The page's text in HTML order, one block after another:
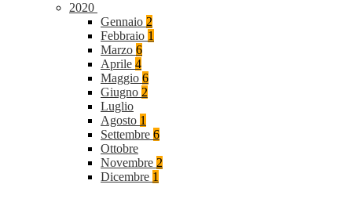
2020
Gennaio 2
Febbraio 1
Marzo 6
Aprile 4
Maggio 6
Giugno 2
Luglio
Agosto 1
Settembre 6
Ottobre
Novembre 2
Dicembre 1